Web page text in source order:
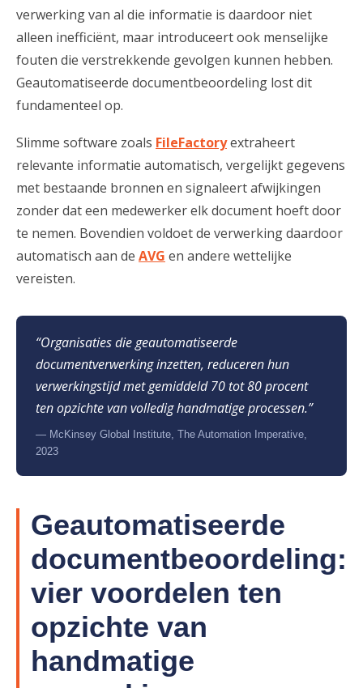
verwerking van al die informatie is daardoor niet
alleen inefficiënt, maar introduceert ook menselijke
fouten die verstrekkende gevolgen kunnen hebben.
Geautomatiseerde documentbeoordeling lost dit
fundamenteel op.
Slimme software zoals FileFactoryextraheert
relevante informatie automatisch, vergelijkt gegevens
met bestaande bronnen en signaleert afwijkingen
zonder dat een medewerker elk document hoeft door
te nemen. Bovendien voldoet de verwerking daardoor
automatisch aan de AVG en andere wettelijke
vereisten.
“Organisaties die geautomatiseerde
documentverwerking inzetten, reduceren hun
verwerkingstijd met gemiddeld 70 tot 80 procent
ten opzichte van volledig handmatige processen.”
— McKinsey Global Institute, The Automation Imperative,
2023
Geautomatiseerde
documentbeoordeling:
vier voordelen ten
opzichte van
handmatige